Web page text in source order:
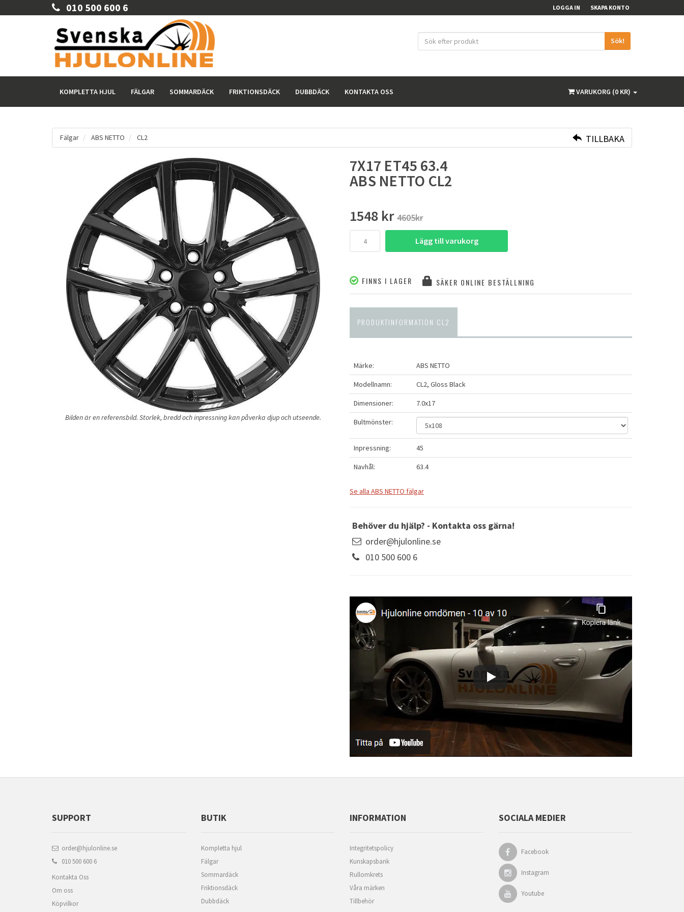
010 500 600 6 LOGGA IN SKAPA KONTO
Sök!
VARUKORG (0 KR)
KOMPLETTA HJUL FÄLGAR SOMMARDÄCK FRIKTIONSDÄCK DUBBDÄCK KONTAKTA OSS
Fälgar ABS NETTO CL2 TILLBAKA
Bilden är en referensbild. Storlek, bredd och inpressning kan påverka djup och utseende.
7X17 ET45 63.4
ABS NETTO CL2
1548 kr 4605kr
Lägg till varukorg
FINNS I LAGER SÄKER ONLINE BESTÄLLNING
PRODUKTINFORMATION CL2
Märke: ABS NETTO
Modellnamn: CL2, Gloss Black
Dimensioner: 7.0x17
Bultmönster:
Inpressning: 45
Navhål: 63.4
Se alla ABS NETTO fälgar
Behöver du hjälp? - Kontakta oss gärna!
order@hjulonline.se
010 500 600 6
SUPPORT
order@hjulonline.se
010 500 600 6
Kontakta Oss
Om oss
Köpvilkor
BUTIK
Kompletta hjul
Fälgar
Sommardäck
Friktionsdäck
Dubbdäck
INFORMATION
Integritetspolicy
Kunskapsbank
Rullomkrets
Våra märken
Tillbehör
SOCIALA MEDIER
Facebook
Instagram
Youtube